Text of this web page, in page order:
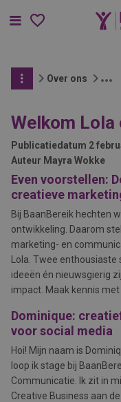
Menu
Over ons
Welkom Lola
Publicatiedatum 2
Auteur Mayra Wokke
Even voorstellen:
creatieve
Bij BaanBereik hechten
ontwikkeling. Daarom
marketing- en
Lola. Twee
ideeën én nieuwsgierig
impact. Maak kennis
Dominique:
voor social media
Hoi! Mijn naam is
loop ik stage bij
Communicatie. Ik zit in
Creative Business aan